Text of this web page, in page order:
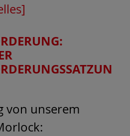
von unserem